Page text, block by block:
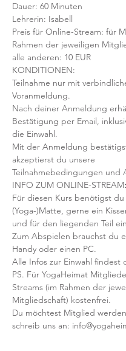
Dauer: 60 Minuten
Lehrerin: Isabell
Preis für Online-Stream: für
Rahmen der jeweiligen
alle anderen: 10 EUR
KONDITIONEN:
Teilnahme nur mit
Voranmeldung.
Nach deiner Anmeldung
Bestätigung per Email,
die Einwahl.
Mit der Anmeldung
akzeptierst du unsere
Teilnahmebedingungen und
INFO ZUM ONLINE-STREAM:
Für diesen Kurs benötigst du
(Yoga-)Matte, gerne ein
und für den liegenden Teil
Zum Abspielen brauchst du
Handy oder einen PC.
Alle Infos zur Einwahl findest
PS. Für YogaHeimat
Streams (im Rahmen der
Mitgliedschaft) kostenfrei.
Du möchtest Mitglied
schreib uns an: